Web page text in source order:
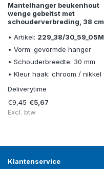
Mantelhanger beukenhout
wenge gebeitst met
schouderverbreding, 38 cm
• Artikel: 229_38/30_59_05M
• Vorm: gevormde hanger
• Schouderbreedte: 30 mm
• Kleur haak: chroom / nikkel
Deliverytime
€9,45 €5,67
Excl. btw
Klantenservice